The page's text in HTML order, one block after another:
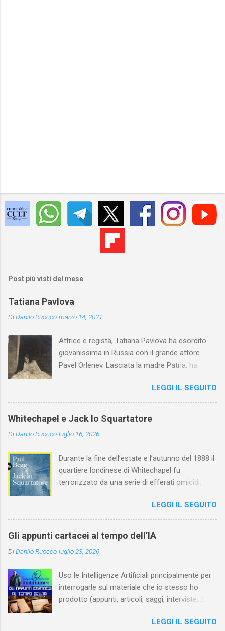
Post più visti del mese
Tatiana Pavlova
DiDanilo Ruocco marzo 14, 2021
Attrice e regista, Tatiana Pavlova ha esordito
giovanissima in Russia con il grande attore
Pavel Orlenev. Lasciata la madre Patria, ha
l'arte della Pavlova ha raggiunto la piena
maturità ed è stata in grado di rinnovare
profondamente l'attardato mondo teatrale
LEGGI IL SEGUITO
Whitechapel e Jack lo Squartatore
DiDanilo Ruocco luglio 16, 2026
Durante la fine dell’estate e l’autunno del 1888 il
quartiere londinese di Whitechapel fu
terrorizzato da una serie di efferati omicidi,
assassino ribattezzato Jack lo Squartatore la
cui identità, tutt’oggi, resta ignota. Paul Begg in
Jack lo Squartatore: la vera storia , edito da
Utet, ricostruisce non solo i cinque omicidi
“canonicamente” addebitati a Jack lo
capitoli, soprattutto) a ricostruire la storia di
Whitechapel e del East End e a ricapitolare le
lotte intestine al Ministero dell’Interno. Ne esce
sociale dell'Inghilterra vittoriana era
LEGGI IL SEGUITO
Gli appunti cartacei al tempo dell’IA
DiDanilo Ruocco luglio 23, 2026
Uso le Intelligenze Artificiali principalmente per
interrogarle sul materiale che io stesso ho
prodotto (appunti, articoli, saggi, interviste…).
al mio lavoro, per esempio evidenziando
LEGGI IL SEGUITO